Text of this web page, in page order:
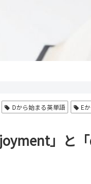
Dから始まる英単語 E
」と